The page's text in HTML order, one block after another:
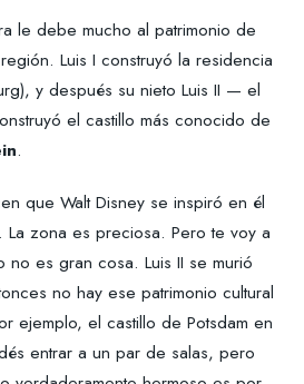
le debe mucho al patrimonio de
Luis I construyó la residencia
y después su nieto Luis II — el
el castillo más conocido de
.
que Walt Disney se inspiró en él
zona es preciosa. Pero te voy a
es gran cosa. Luis II se murió
no hay ese patrimonio cultural
ejemplo, el castillo de Potsdam en
entrar a un par de salas, pero